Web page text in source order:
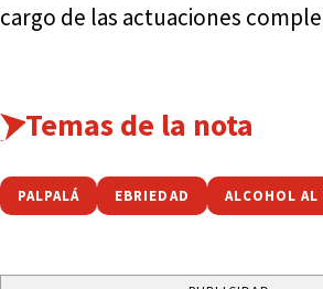
cargo de las actuaciones
Temas de la nota
PALPALÁ EBRIEDAD ALCOHOL AL